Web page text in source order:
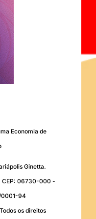
Economia de
Ginetta.
CEP: 06730-000 -
0001-94
os direitos